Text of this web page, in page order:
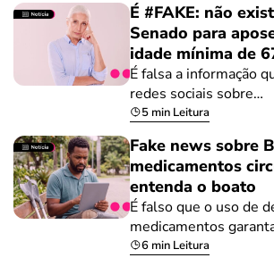
É #FAKE: não
Senado para
idade mínima de
É falsa a informação
redes sociais sobre…
5 min Leitura
Fake news sobre
medicamentos
entenda o boato
É falso que o uso de
medicamentos
6 min Leitura